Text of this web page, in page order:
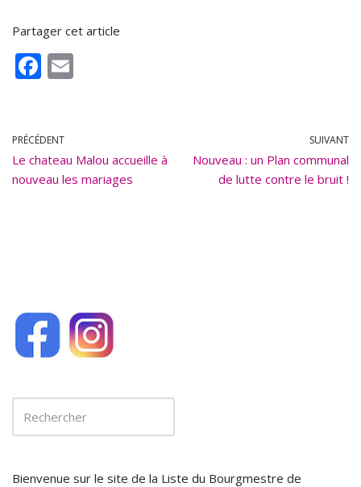
Partager cet article
F
b
o
o
PRÉCÉDENT
Le chateau Malou accueille à
nouveau les mariages
SUIVANT
Nouveau : un Plan communal
de lutte contre le bruit !
Bienvenue sur le site de la Liste du Bourgmestre de